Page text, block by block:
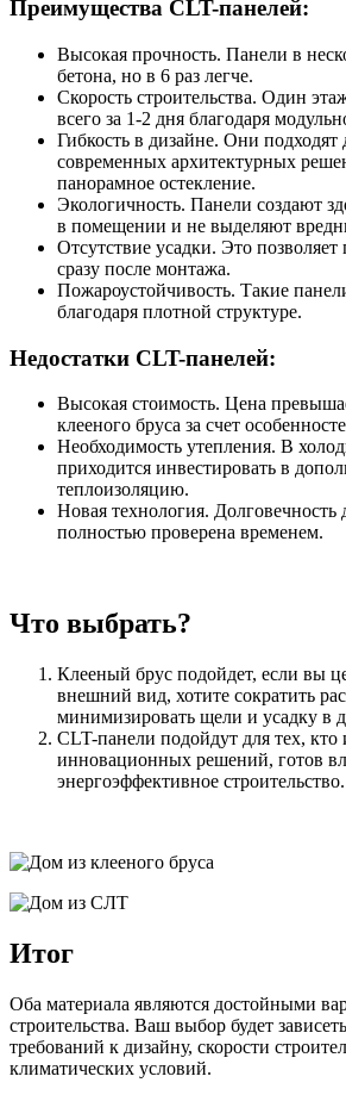
Преимущества CLT-панелей:
Высокая прочность. Панели в
бетона, но в 6 раз легче.
Скорость строительства. Один
всего за 1-2 дня благодаря
Гибкость в дизайне. Они подходят
современных архитектурных
панорамное остекление.
Экологичность. Панели создают
в помещении и не выделяют
Отсутствие усадки. Это позволяет
сразу после монтажа.
Пожароустойчивость. Такие
благодаря плотной структуре.
Недостатки CLT-панелей:
Высокая стоимость. Цена
клееного бруса за счет
Необходимость утепления. В
приходится инвестировать в
теплоизоляцию.
Новая технология.
полностью проверена временем.
Что выбрать?
Клееный брус подойдет, если вы
внешний вид, хотите сократить
минимизировать щели и усадку в
CLT-панели подойдут для тех, кто
инновационных решений, готов
энергоэффективное строительство.
Итог
Оба материала являются достойными
строительства. Ваш выбор будет
требований к дизайну, скорости
климатических условий.